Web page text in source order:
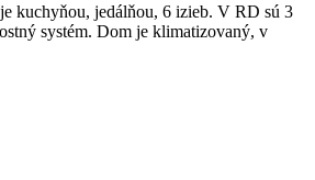
kuchyňou, jedálňou, 6 izieb. V RD sú 3
systém. Dom je klimatizovaný, v